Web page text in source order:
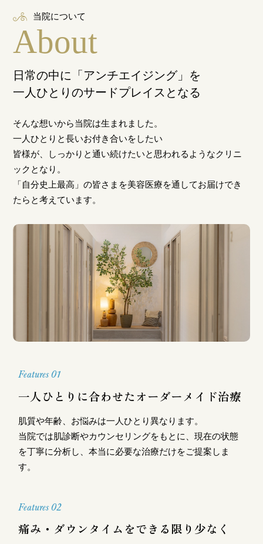
当院について
About
日常の中に「アンチエイジング」を
一人ひとりのサードプレイスとなる
そんな想いから当院は生まれました。
一人ひとりと長いお付き合いをしたい
皆様が、しっかりと通い続けたいと思われるようなクリニ
ックとなり。
「自分史上最高」の皆さまを美容医療を通してお届けでき
たらと考えています。
Features 01
一人ひとりに合わせたオーダーメイド治療
肌質や年齢、お悩みは一人ひとり異なります。
当院では肌診断やカウンセリングをもとに、現在の状態
を丁寧に分析し、本当に必要な治療だけをご提案しま
す。
Features 02
痛み・ダウンタイムをできる限り少なく